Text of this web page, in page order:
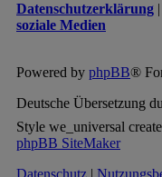
Datenschutzerklärung |
soziale Medien
Powered by phpBB®
Deutsche Übersetzung
Style we_universal
phpBB SiteMaker